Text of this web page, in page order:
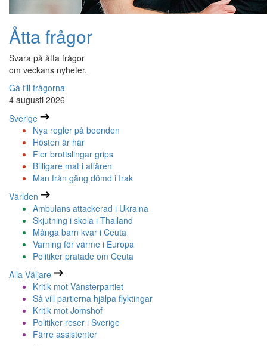
Åtta frågor
Svara på åtta frågor
om veckans nyheter.
Gå till frågorna
4 augusti 2026
Sverige
Nya regler på boenden
Hösten är här
Fler brottslingar grips
Billigare mat i affären
Man från gäng dömd i Irak
Världen
Ambulans attackerad i Ukraina
Skjutning i skola i Thailand
Många barn kvar i Ceuta
Varning för värme i Europa
Politiker pratade om Ceuta
Alla Väljare
Kritik mot Vänsterpartiet
Så vill partierna hjälpa flyktingar
Kritik mot Jomshof
Politiker reser i Sverige
Färre assistenter